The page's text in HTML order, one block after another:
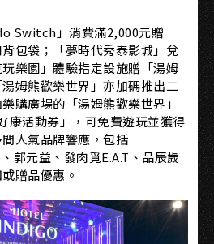
Switch」消費滿2,000元贈
背包袋；「夢時代秀泰影城」兌
樂園」體驗指定設施贈「湯姆
姆熊歡樂世界」亦加碼推出二
購廣場的「湯姆熊歡樂世界」
康活動券」，可免費遊玩並獲得
人氣品牌響應，包括
郭元益、發肉覓E.A.T、品辰歲
贈品優惠。